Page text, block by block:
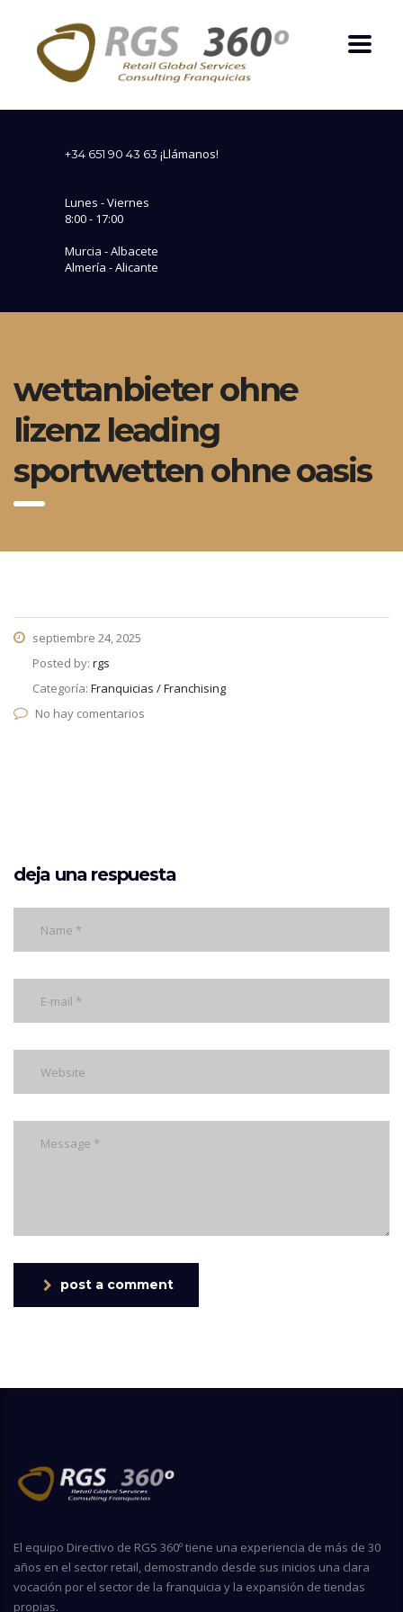
+34 651 90 43 63 ¡Llámanos!
Lunes - Viernes
8:00 - 17:00
Murcia - Albacete
Almería - Alicante
wettanbieter ohne
lizenz leading
sportwetten ohne oasis
septiembre 24, 2025
Posted by: rgs
Categoría: Franquicias / Franchising
No hay comentarios
deja una respuesta
post a comment
El equipo Directivo de RGS 360º tiene una experiencia de más de 30
años en el sector retail, demostrando desde sus inicios una clara
vocación por el sector de la franquicia y la expansión de tiendas
propias.